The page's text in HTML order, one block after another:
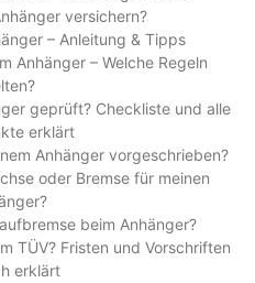
versichern?
– Anleitung & Tipps
Anhänger – Welche Regeln
geprüft? Checkliste und alle
erklärt
Anhänger vorgeschrieben?
oder Bremse für meinen
beim Anhänger?
TÜV? Fristen und Vorschriften
erklärt